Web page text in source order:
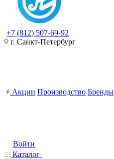
+7 (812) 507-69-92
г. Санкт-Петербург
Акции Производство Бренды
Войти
Каталог